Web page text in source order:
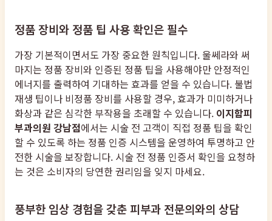
정품 장비와 정품 팁 사용 확인은 필수
가장 기본적이면서도 가장 중요한 원칙입니다. 울쎄라와 써
마지는 정품 장비와 인증된 정품 팁을 사용해야만 안정적인
에너지를 출력하여 기대하는 효과를 얻을 수 있습니다. 불법
재생 팁이나 비정품 장비를 사용할 경우, 효과가 미미하거나
화상과 같은 심각한 부작용을 초래할 수 있습니다. 이지함피
부과의원 강남점에서는 시술 전 고객이 직접 정품 팁을 확인
할 수 있도록 하는 정품 인증 시스템을 운영하여 투명하고 안
전한 시술을 보장합니다. 시술 전 정품 인증서 확인을 요청하
는 것은 소비자의 당연한 권리임을 잊지 마세요.
풍부한 임상 경험을 갖춘 피부과 전문의와의 상담